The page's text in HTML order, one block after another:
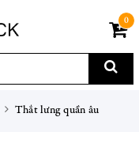
0
Thắt lưng quần âu